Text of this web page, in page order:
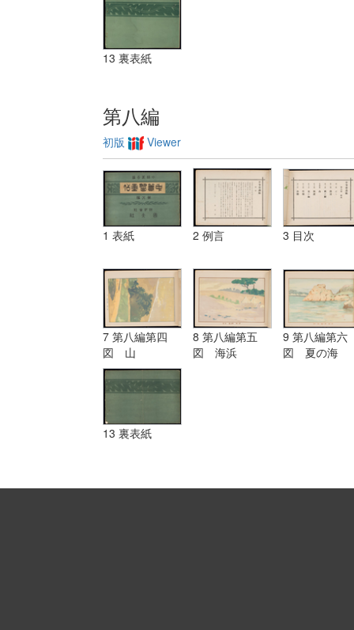
13 裏表紙
第八編
初版 Viewer
1 表紙 2 例言 3 目次
7 第八編第四
図 山
8 第八編第五
図 海浜
9 第八編第六
図 夏の海
13 裏表紙